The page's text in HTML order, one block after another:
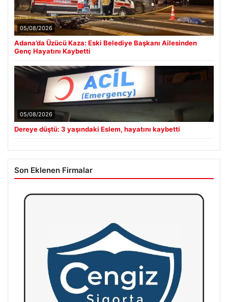
05/08/2026
Adana’da Üzücü Kaza: Eski Belediye Başkanı Ailesinden
Genç Hayatını Kaybetti
05/08/2026
Dereye düştü: 3 yaşındaki Eslem, hayatını kaybetti
Son Eklenen Firmalar